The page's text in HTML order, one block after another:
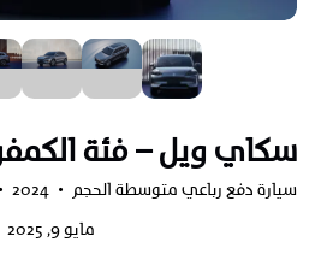
سكاي ويل – فئة
سيارة دفع رباعي متوسطة الحجم 2024
مايو 9, 2025